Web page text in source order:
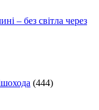
– без світла через
(444)